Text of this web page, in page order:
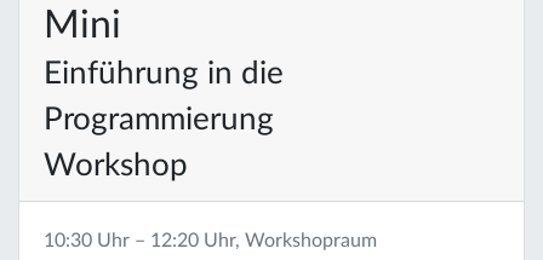
Mini
Einführung in die
Programmierung
Workshop
10:30 Uhr – 12:20 Uhr, Workshopraum